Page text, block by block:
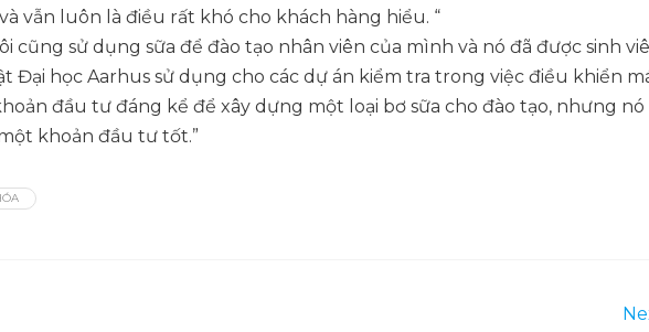
vẫn luôn là điều rất khó cho khách hàng hiểu. “
cũng sử dụng sữa để đào tạo nhân viên của mình và nó đã được sinh
Đại học Aarhus sử dụng cho các dự án kiểm tra trong việc điều khiển
đầu tư đáng kể để xây dựng một loại bơ sữa cho đào tạo, nhưng nó
khoản đầu tư tốt.”